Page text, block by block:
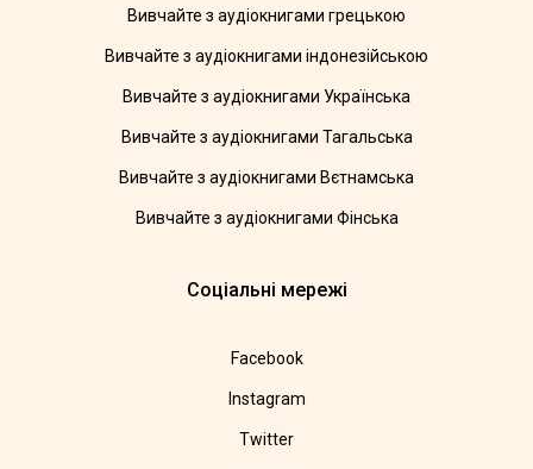
Вивчайте з аудіокнигами грецькою
Вивчайте з аудіокнигами індонезійською
Вивчайте з аудіокнигами Українська
Вивчайте з аудіокнигами Тагальська
Вивчайте з аудіокнигами Вєтнамська
Вивчайте з аудіокнигами Фінська
Соціальні мережі
Facebook
Instagram
Twitter